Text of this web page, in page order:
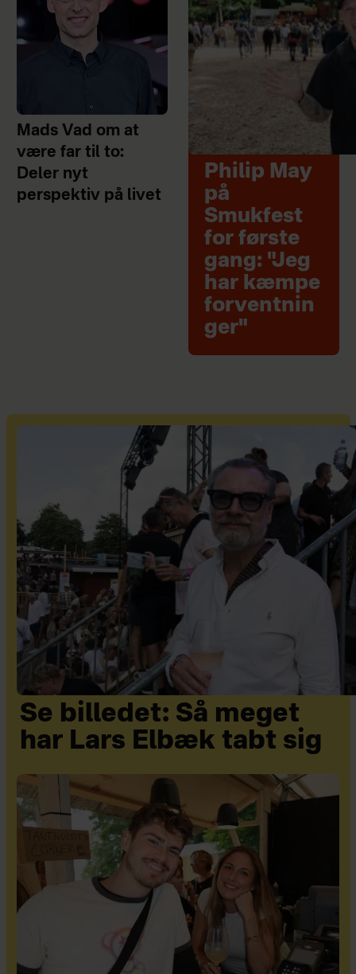
Mads Vad om at
være far til to:
Deler nyt
perspektiv på livet
Philip May
på
Smukfest
for første
gang: "Jeg
har kæmpe
forventnin
ger"
Se billedet: Så meget
har Lars Elbæk tabt sig